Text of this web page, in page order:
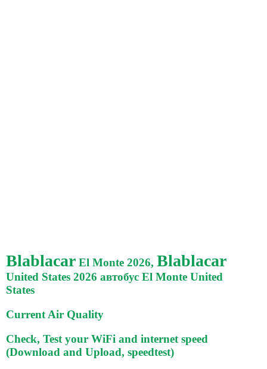
Blablacar El Monte 2026, Blablacar
United States 2026 автобус El Monte United
States
Current Air Quality
Check, Test your WiFi and internet speed
(Download and Upload, speedtest)